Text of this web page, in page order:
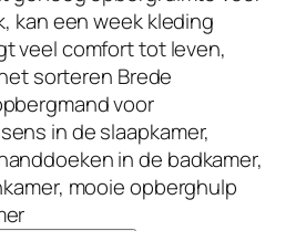
kan een week kleding
veel comfort tot leven,
sorteren Brede
voor
in de slaapkamer,
in de badkamer,
mooie opberghulp